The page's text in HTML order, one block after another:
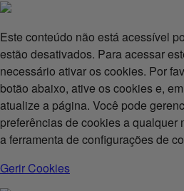
Este conteúdo não está acessível
estão desativados. Para acessar
necessário ativar os cookies. Por
botão abaixo, ative os cookies e,
atualize a página. Você pode
preferências de cookies a qualquer
a ferramenta de configurações de
Gerir Cookies